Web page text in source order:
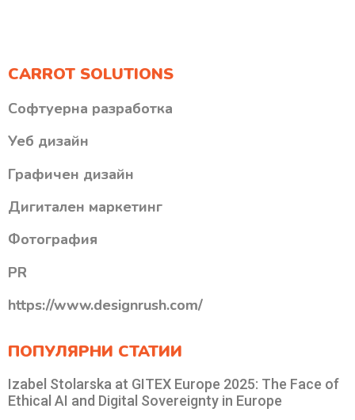
CARROT SOLUTIONS
Софтуерна разработка
Уеб дизайн
Графичен дизайн
Дигитален маркетинг
Фотография
PR
https://www.designrush.com/
ПОПУЛЯРНИ СТАТИИ
Izabel Stolarska at GITEX Europe 2025: The Face of
Ethical AI and Digital Sovereignty in Europe